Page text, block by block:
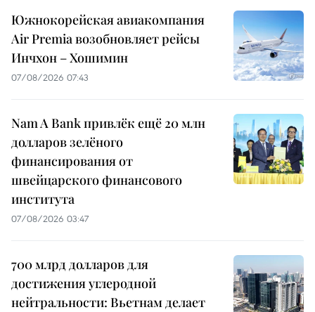
Южнокорейская авиакомпания
Air Premia возобновляет рейсы
Инчхон – Хошимин
07/08/2026 07:43
Nam A Bank привлёк ещё 20 млн
долларов зелёного
финансирования от
швейцарского финансового
института
07/08/2026 03:47
700 млрд долларов для
достижения углеродной
нейтральности: Вьетнам делает